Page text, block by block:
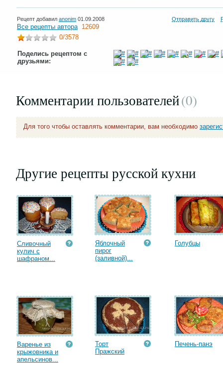
Рецепт добавил anonim 01.09.2008 Отправить другу
Все рецепты автора 12609
0/3578
Поделись рецептом с
друзьями:
Комментарии пользователей(0)
Для того чтобы оставлять комментарии, вам необходимо
Другие рецепты русской кухни
Сливочный
кулич с
шафраном...
Яблочный
пирог
(заливной)...
Голубцы
Варенье из
крыжовника и
апельсинов...
Торт
Пражский
Печень-панэ